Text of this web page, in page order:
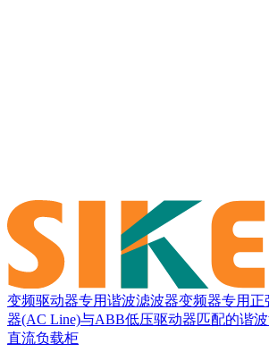
变频驱动器专用谐波滤波器变频器专用正
器(AC Line)与ABB低压驱动器匹配的谐
直流负载柜